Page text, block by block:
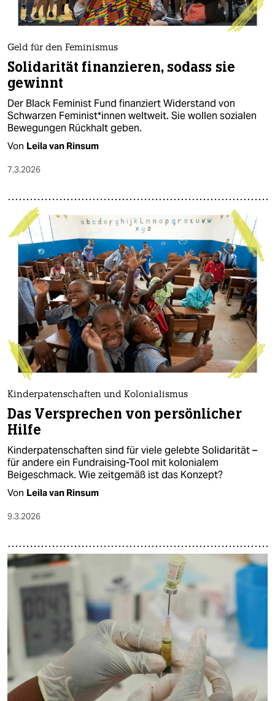
Geld für den Feminismus
Solidarität finanzieren, sodass sie
gewinnt
Der Black Feminist Fund finanziert Widerstand von
Schwarzen Fe­mi­nis­t*­in­nen weltweit. Sie wollen sozialen
Bewegungen Rückhalt geben.
Von Leila van Rinsum
7.3.2026
Kinderpatenschaften und Kolonialismus
Das Versprechen von persönlicher
Hilfe
Kinderpatenschaften sind für viele gelebte Solidarität –
für andere ein Fundraising-Tool mit kolonialem
Beigeschmack. Wie zeitgemäß ist das Konzept?
Von Leila van Rinsum
9.3.2026